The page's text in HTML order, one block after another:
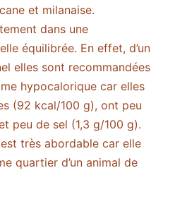
et milanaise.
dans une
équilibrée. En effet, d’un
elles sont recommandées
hypocalorique car elles
(92 kcal/100 g), ont peu
peu de sel (1,3 g/100 g).
très abordable car elle
quartier d’un animal de